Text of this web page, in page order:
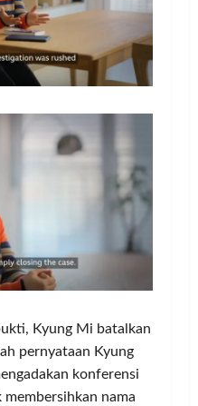
Kyung Mi batalkan
pernyataan Kyung
konferensi
nama